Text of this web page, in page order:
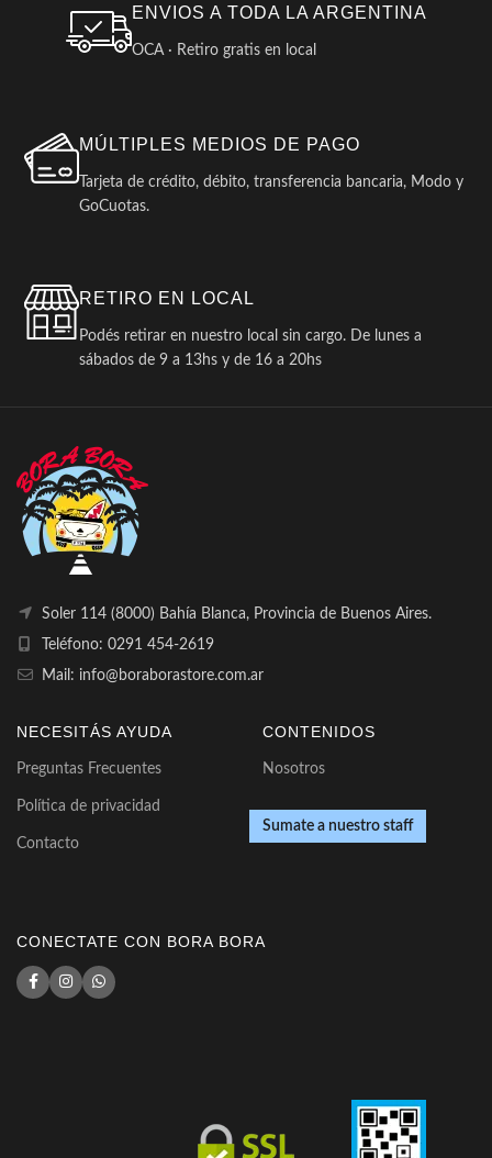
ENVIOS A TODA LA ARGENTINA
OCA · Retiro gratis en local
MÚLTIPLES MEDIOS DE PAGO
Tarjeta de crédito, débito, transferencia bancaria, Modo y
GoCuotas.
RETIRO EN LOCAL
Podés retirar en nuestro local sin cargo. De lunes a
sábados de 9 a 13hs y de 16 a 20hs
Soler 114 (8000) Bahía Blanca, Provincia de Buenos Aires.
Teléfono: 0291 454-2619
Mail: info@boraborastore.com.ar
NECESITÁS AYUDA
Preguntas Frecuentes
Política de privacidad
Contacto
CONTENIDOS
Nosotros
Sumate a nuestro staff
CONECTATE CON BORA BORA